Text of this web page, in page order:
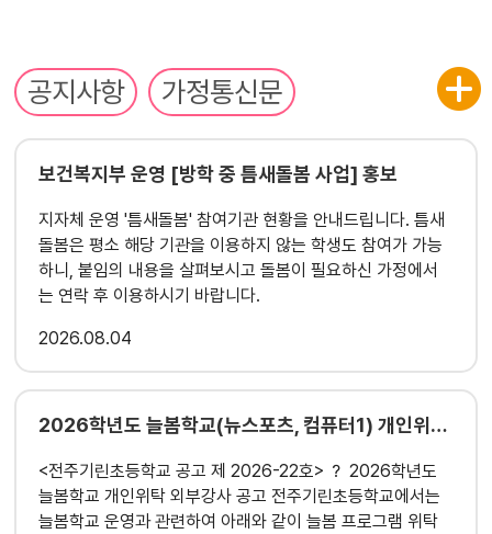
공지사항 가정통신문
보건복지부 운영 [방학 중 틈새돌봄 사업] 홍보
지자체 운영 '틈새돌봄' 참여기관 현황을 안내드립니다. 틈새
돌봄은 평소 해당 기관을 이용하지 않는 학생도 참여가 가능
하니, 붙임의 내용을 살펴보시고 돌봄이 필요하신 가정에서
는 연락 후 이용하시기 바랍니다.
2026 08.04
2026학년도 늘봄학교(뉴스포츠, 컴퓨터1) 개인위탁 강사 모집 공고
<전주기린초등학교 공고 제 2026-22호> ？ 2026학년도
늘봄학교 개인위탁 외부강사 공고 전주기린초등학교에서는
늘봄학교 운영과 관련하여 아래와 같이 늘봄 프로그램 위탁